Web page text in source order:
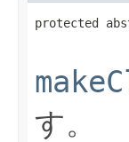
protected
す。